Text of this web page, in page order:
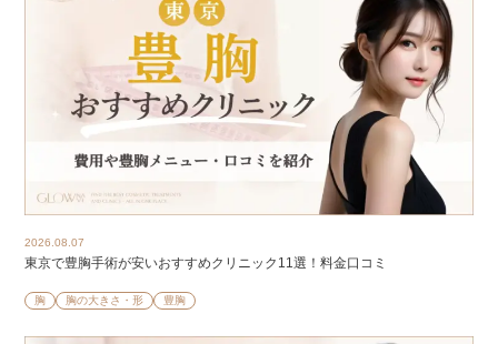
2026.08.07
東京で豊胸手術が安いおすすめクリニック11選！料金口コミ
胸 胸の大きさ・形 豊胸